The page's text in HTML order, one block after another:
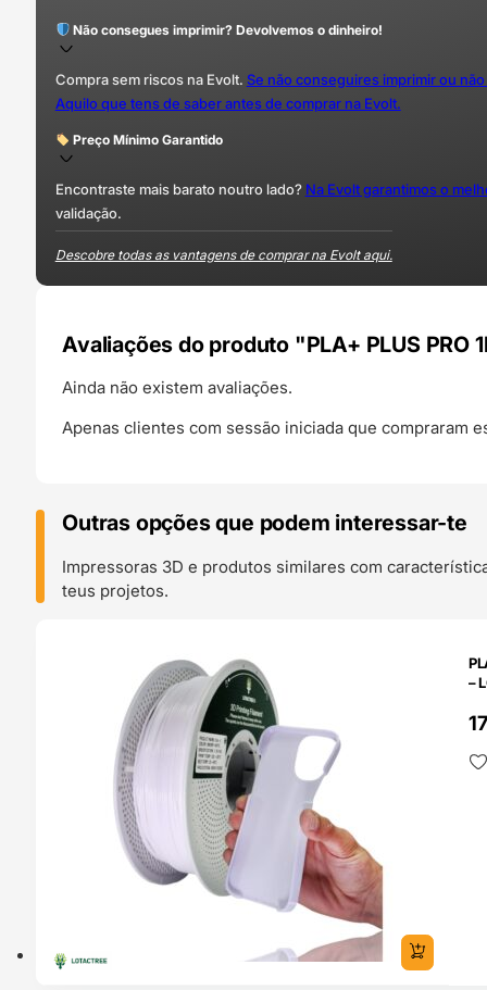
Não consegues imprimir? Devolvemos o dinheiro!
Compra sem riscos na Evolt. Se não conseguires imprimir ou
Aquilo que tens de saber antes de comprar na Evolt.
Preço Mínimo Garantido
Encontraste mais barato noutro lado? Na Evolt garantimos o
validação.
Descobre todas as vantagens de comprar na Evolt aqui.
Avaliações do produto "PLA+ PLUS PRO
Ainda não existem avaliações.
Apenas clientes com sessão iniciada que compraram
Outras opções que podem interessar-te
Impressoras 3D e produtos similares com
teus projetos.
–